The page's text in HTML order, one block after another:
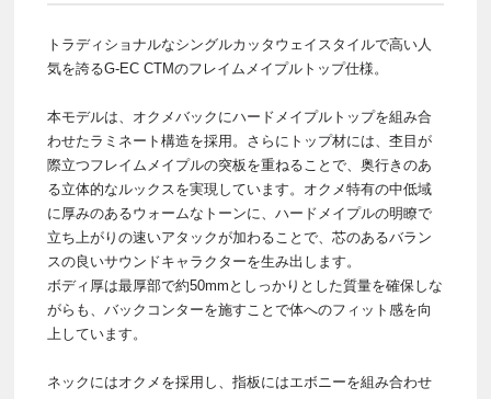
トラディショナルなシングルカッタウェイスタイルで高い人
気を誇るG-EC CTMのフレイムメイプルトップ仕様。
本モデルは、オクメバックにハードメイプルトップを組み合
わせたラミネート構造を採用。さらにトップ材には、杢目が
際立つフレイムメイプルの突板を重ねることで、奥行きのあ
る立体的なルックスを実現しています。オクメ特有の中低域
に厚みのあるウォームなトーンに、ハードメイプルの明瞭で
立ち上がりの速いアタックが加わることで、芯のあるバラン
スの良いサウンドキャラクターを生み出します。
ボディ厚は最厚部で約50mmとしっかりとした質量を確保しな
がらも、バックコンターを施すことで体へのフィット感を向
上しています。
ネックにはオクメを採用し、指板にはエボニーを組み合わせ